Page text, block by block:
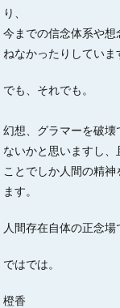
り、
今までの信念体系や
ねなかったりしていま
でも、それでも。
幻想、グラマーを破
ないかと思いますし、
ことでしか人間の精
ます。
人間存在自体の正念場
ではでは。
橙香